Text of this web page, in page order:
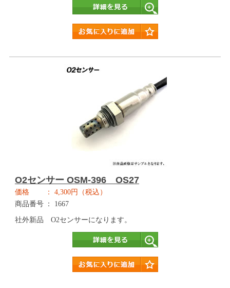
O2センサー OSM-396 OS27
価格
4,300円（税込）
商品番号
1667
社外新品 O2センサーになります。